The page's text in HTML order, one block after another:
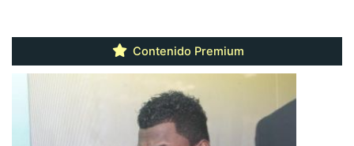
Contenido Premium